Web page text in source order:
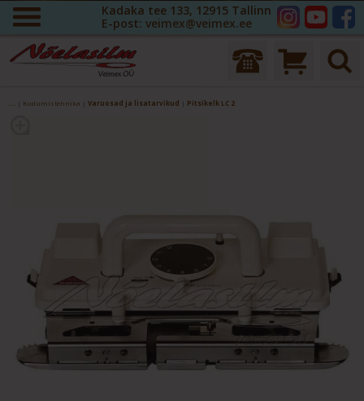
Kadaka tee 133, 12915 Tallinn
E-post: veimex@veimex.ee
| Kudumistehnika | Varuosad ja lisatarvikud | Pitsikelk LC 2